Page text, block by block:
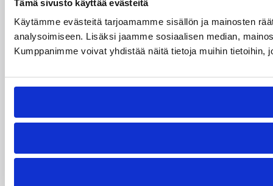
Tämä sivusto käyttää evästeitä
Käytämme evästeitä tarjoamamme sisällön ja mainosten
analysoimiseen. Lisäksi jaamme sosiaalisen median,
Kumppanimme voivat yhdistää näitä tietoja muihin tietoihin,